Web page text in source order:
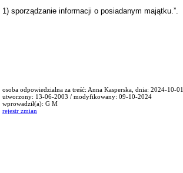
1) sporządzanie informacji o posiadanym majątku.”.
osoba odpowiedzialna za treść: Anna Kasperska, dnia: 2024-10-01
utworzony: 13-06-2003 / modyfikowany: 09-10-2024
wprowadził(a): G M
rejestr zmian